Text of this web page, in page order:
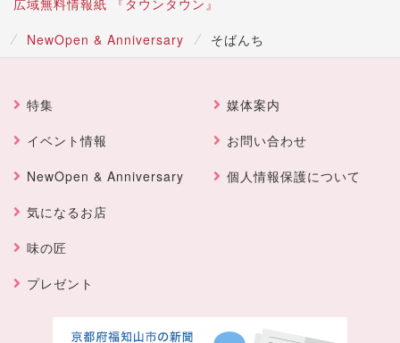
広域無料情報紙 『タウンタウン』
NewOpen & Anniversary
そばんち
特集
イベント情報
NewOpen & Anniversary
気になるお店
味の匠
プレゼント
媒体案内
お問い合わせ
個人情報保護について